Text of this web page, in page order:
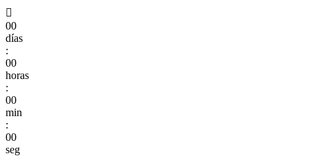

00
días
:
00
horas
:
00
min
:
00
seg